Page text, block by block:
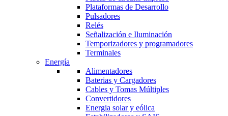
Plataformas de Desarrollo
Pulsadores
Relés
Señalización e Iluminación
Temporizadores y programadores
Terminales
Energía
Alimentadores
Baterias y Cargadores
Cables y Tomas Múltiples
Convertidores
Energia solar y eólica